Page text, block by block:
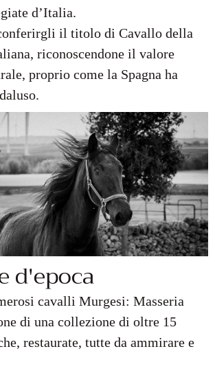
d’Italia.
il titolo di Cavallo della
riconoscendone il valore
proprio come la Spagna ha
d'epoca
cavalli Murgesi: Masseria
di una collezione di oltre 15
restaurate, tutte da ammirare e